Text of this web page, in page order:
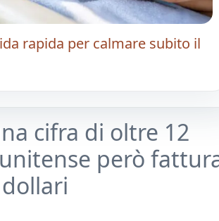
rapida per calmare subito il
cifra di oltre 12
però